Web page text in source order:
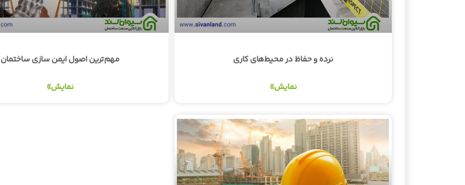
نرده و حفاظ در محیط‌های کاری
نمایش»
مهم‌ترین اصول ایمن سازی ساختمان
نمایش»